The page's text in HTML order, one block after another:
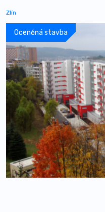
Zlín
Oceněná stavba